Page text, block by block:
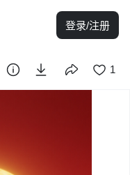
登录/注册
1